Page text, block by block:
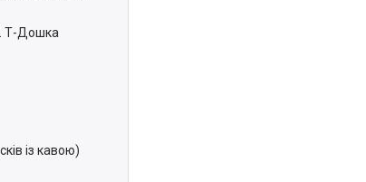
Т-Дошка
із кавою)